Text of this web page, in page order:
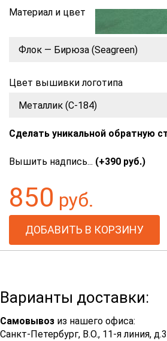
Материал и цвет
Цвет вышивки логотипа
Сделать уникальной обратную
Вышить надпись... (+390 руб.)
850 руб.
Варианты доставки:
Самовывоз из нашего офиса:
Санкт-Петербург, В.О., 11-я линия,